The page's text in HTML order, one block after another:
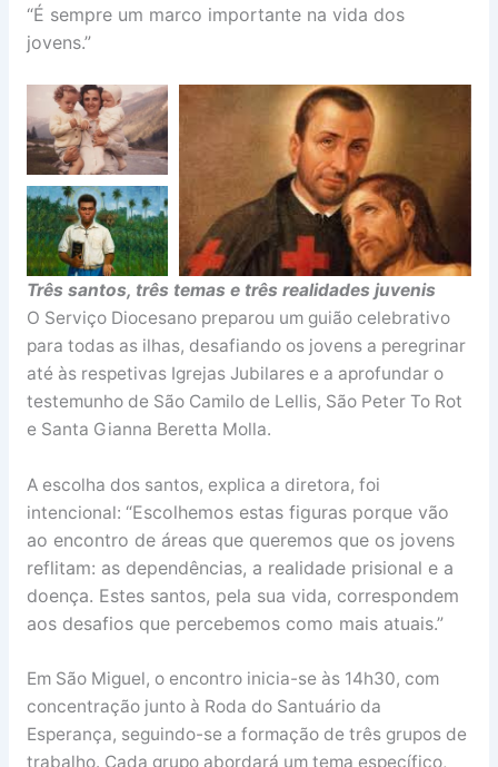
“É sempre um marco importante na vida dos
jovens.”
Três santos, três temas e três realidades juvenis
O Serviço Diocesano preparou um guião celebrativo
para todas as ilhas, desafiando os jovens a peregrinar
até às respetivas Igrejas Jubilares e a aprofundar o
testemunho de São Camilo de Lellis, São Peter To Rot
e Santa Gianna Beretta Molla.
A escolha dos santos, explica a diretora, foi
intencional: “Escolhemos estas figuras porque vão
ao encontro de áreas que queremos que os jovens
reflitam: as dependências, a realidade prisional e a
doença. Estes santos, pela sua vida, correspondem
aos desafios que percebemos como mais atuais.”
Em São Miguel, o encontro inicia-se às 14h30, com
concentração junto à Roda do Santuário da
Esperança, seguindo-se a formação de três grupos de
trabalho. Cada grupo abordará um tema específico,